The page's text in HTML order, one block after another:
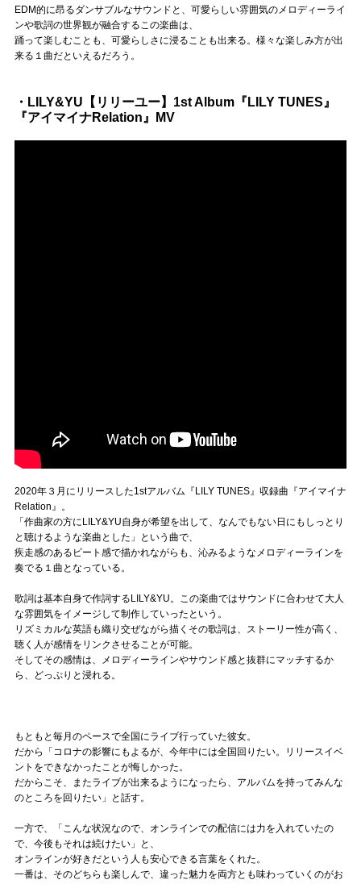
EDM的に昂るダンサブルなサウンドと、可愛らしい雰囲気のメロディーライ
ンや歌詞の世界観が融合するこの楽曲は、
踊って楽しむことも、可愛らしさに浸ることも出来る。様々な楽しみ方が出
来る１曲だといえるだろう。
・LILY&YU【リリーユー】1st Album『LILY TUNES』
『アイマイナRelation』MV
2020年３月にリリースした1stアルバム『LILY TUNES』収録曲『アイマイナ
Relation』。
「作曲家の方にLILY&YU自身が希望を出して、なんでもない日にもしっとり
と聴けるような楽曲とした」という曲で、
疾走感のあるビート感で描かれながらも、沁みるようなメロディーラインを
奏でる１曲となっている。
歌詞は基本自身で作詞するLILY&YU。この楽曲ではサウンドに合わせて大人
な雰囲気をイメージして制作していったという。
リズミカルな英語も織り交ぜながら描くその歌詞は、ストーリー性が高く、
聴く人が感情をリンクさせることが可能。
そしてその感情は、メロディーラインやサウンド感と抜群にマッチするか
ら、どっぷりと浸れる。
もともと毎月のペースで全国にライブ行っていた彼女。
だから「コロナの影響にもよるが、今年中には全国回りたい。リリースイベ
ントをできなかったことが悔しかった。
だからこそ、またライブが出来るようになったら、アルバムを持ってみんな
のところを回りたい」と話す。
一方で、「こんな状況なので、オンラインでの配信には力を入れていたの
で、今後もそれは続けたい」と、
オンラインが好きだという人も安心できる言葉をくれた。
一番は、そのどちらも楽しんで、違った魅力を両方とも味わっていくのがお